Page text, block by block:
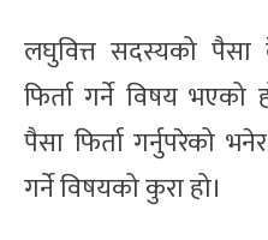
लघुवित्त सदस्यको
फिर्ता गर्ने विषय भएको
पैसा फिर्ता गर्नुपरेको
गर्ने विषयको कुरा हो।